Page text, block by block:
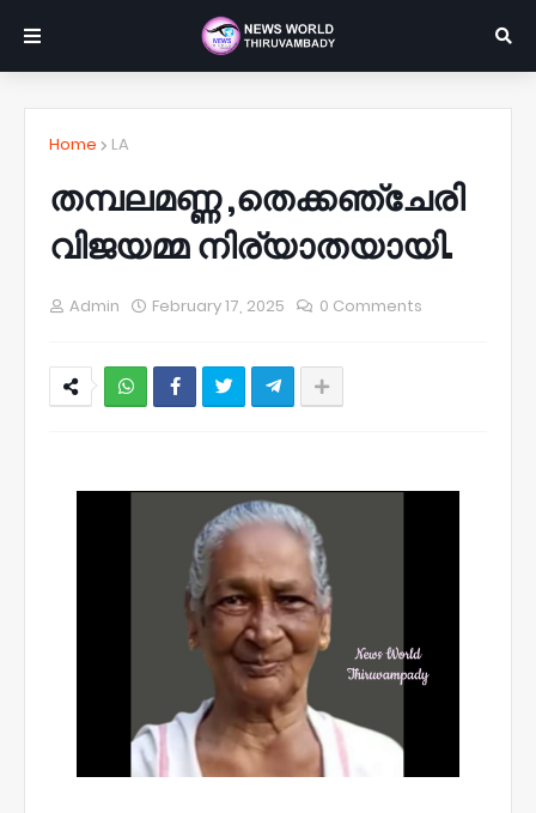
Home LA
തമ്പലമണ്ണ ,തെക്കഞ്ചേരി
വിജയമ്മ നിര്യാതയായി.
Admin February 17, 2025 0 Comments